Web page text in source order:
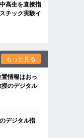
高生を直接指
チック実験イ
もっと見る
情報はおっ
のデジタル
デジタル指